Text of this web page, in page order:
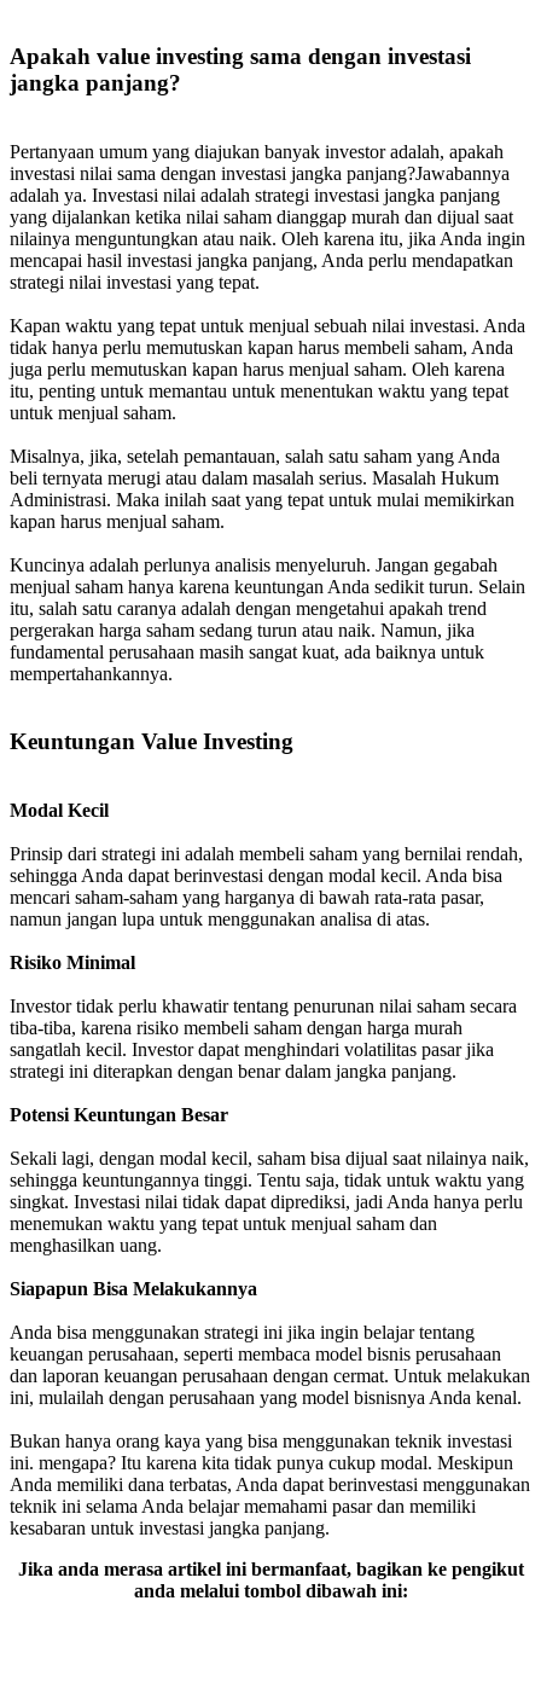
Apakah value investing sama dengan investasi
jangka panjang?
Pertanyaan umum yang diajukan banyak investor adalah, apakah
investasi nilai sama dengan investasi jangka panjang?Jawabannya
adalah ya. Investasi nilai adalah strategi investasi jangka panjang
yang dijalankan ketika nilai saham dianggap murah dan dijual saat
nilainya menguntungkan atau naik. Oleh karena itu, jika Anda ingin
mencapai hasil investasi jangka panjang, Anda perlu mendapatkan
strategi nilai investasi yang tepat.
Kapan waktu yang tepat untuk menjual sebuah nilai investasi. Anda
tidak hanya perlu memutuskan kapan harus membeli saham, Anda
juga perlu memutuskan kapan harus menjual saham. Oleh karena
itu, penting untuk memantau untuk menentukan waktu yang tepat
untuk menjual saham.
Misalnya, jika, setelah pemantauan, salah satu saham yang Anda
beli ternyata merugi atau dalam masalah serius. Masalah Hukum
Administrasi. Maka inilah saat yang tepat untuk mulai memikirkan
kapan harus menjual saham.
Kuncinya adalah perlunya analisis menyeluruh. Jangan gegabah
menjual saham hanya karena keuntungan Anda sedikit turun. Selain
itu, salah satu caranya adalah dengan mengetahui apakah trend
pergerakan harga saham sedang turun atau naik. Namun, jika
fundamental perusahaan masih sangat kuat, ada baiknya untuk
mempertahankannya.
Keuntungan Value Investing
Modal Kecil
Prinsip dari strategi ini adalah membeli saham yang bernilai rendah,
sehingga Anda dapat berinvestasi dengan modal kecil. Anda bisa
mencari saham-saham yang harganya di bawah rata-rata pasar,
namun jangan lupa untuk menggunakan analisa di atas.
Risiko Minimal
Investor tidak perlu khawatir tentang penurunan nilai saham secara
tiba-tiba, karena risiko membeli saham dengan harga murah
sangatlah kecil. Investor dapat menghindari volatilitas pasar jika
strategi ini diterapkan dengan benar dalam jangka panjang.
Potensi Keuntungan Besar
Sekali lagi, dengan modal kecil, saham bisa dijual saat nilainya naik,
sehingga keuntungannya tinggi. Tentu saja, tidak untuk waktu yang
singkat. Investasi nilai tidak dapat diprediksi, jadi Anda hanya perlu
menemukan waktu yang tepat untuk menjual saham dan
menghasilkan uang.
Siapapun Bisa Melakukannya
Anda bisa menggunakan strategi ini jika ingin belajar tentang
keuangan perusahaan, seperti membaca model bisnis perusahaan
dan laporan keuangan perusahaan dengan cermat. Untuk melakukan
ini, mulailah dengan perusahaan yang model bisnisnya Anda kenal.
Bukan hanya orang kaya yang bisa menggunakan teknik investasi
ini. mengapa? Itu karena kita tidak punya cukup modal. Meskipun
Anda memiliki dana terbatas, Anda dapat berinvestasi menggunakan
teknik ini selama Anda belajar memahami pasar dan memiliki
kesabaran untuk investasi jangka panjang.
Jika anda merasa artikel ini bermanfaat, bagikan ke pengikut
anda melalui tombol dibawah ini: